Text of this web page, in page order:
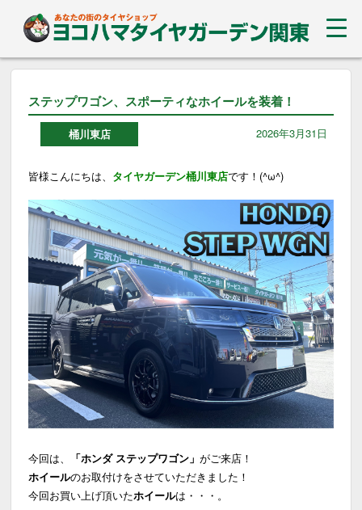
ステップワゴン、スポーティなホイールを装着！
桶川東店 2026年3月31日
皆様こんにちは、 タイヤガーデン桶川東店です！(^ω^)
今回は、 「ホンダ ステップワゴン」がご来店！
ホイールのお取付けをさせていただきました！
今回お買い上げ頂いたホイールは・・・。